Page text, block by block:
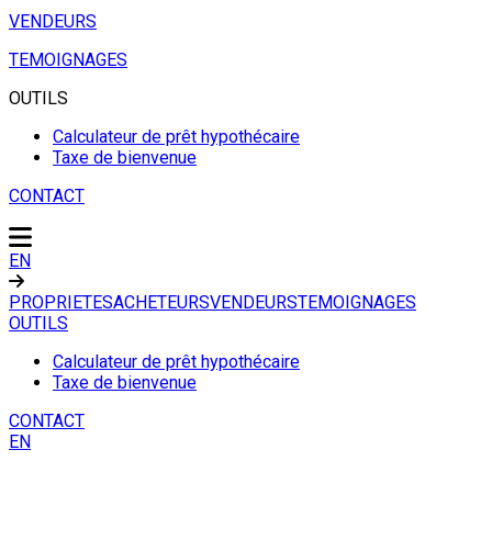
VENDEURS
TEMOIGNAGES
OUTILS
Calculateur de prêt hypothécaire
Taxe de bienvenue
CONTACT
EN
PROPRIETESACHETEURSVENDEURSTEMOIGNAGES
OUTILS
Calculateur de prêt hypothécaire
Taxe de bienvenue
CONTACT
EN